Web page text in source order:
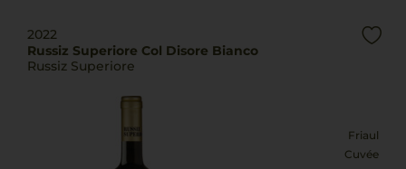
2022
Russiz Superiore Col Disore Bianco
Russiz Superiore
Friaul
Cuvée